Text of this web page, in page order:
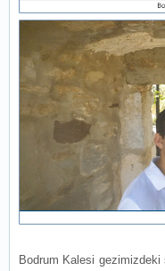
Bodrum Kalesi gezimizdeki